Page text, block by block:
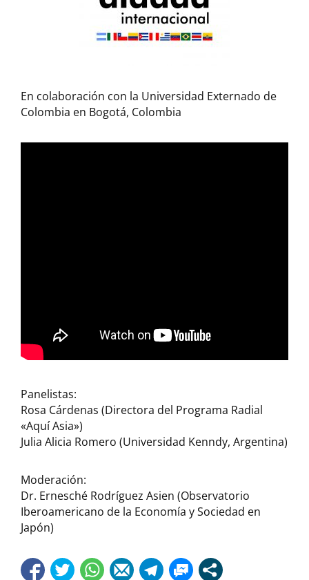
En colaboración con la Universidad Externado de
Colombia en Bogotá, Colombia
Panelistas:
Rosa Cárdenas (Directora del Programa Radial
«Aquí Asia»)
Julia Alicia Romero (Universidad Kenndy, Argentina)
Moderación:
Dr. Ernesché Rodríguez Asien (Observatorio
Iberoamericano de la Economía y Sociedad en
Japón)